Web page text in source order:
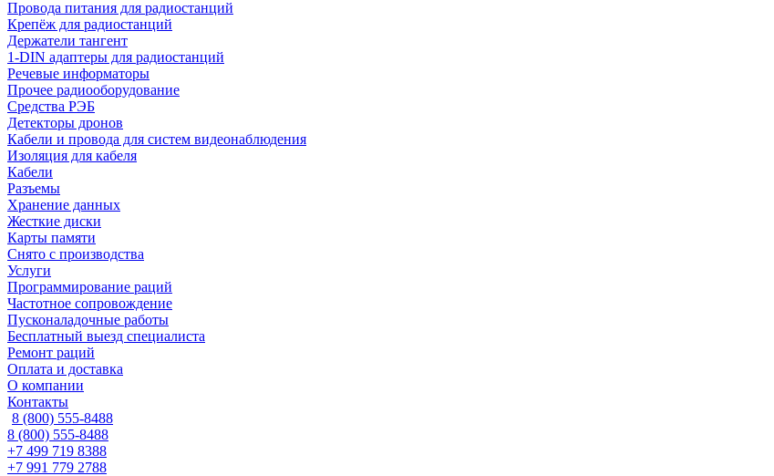
Провода питания для радиостанций
Крепёж для радиостанций
Держатели тангент
1-DIN адаптеры для радиостанций
Речевые информаторы
Прочее радиооборудование
Средства РЭБ
Детекторы дронов
Кабели и провода для систем видеонаблюдения
Изоляция для кабеля
Кабели
Разъемы
Хранение данных
Жесткие диски
Карты памяти
Снято с производства
Услуги
Программирование раций
Частотное сопровождение
Пусконаладочные работы
Бесплатный выезд специалиста
Ремонт раций
Оплата и доставка
О компании
Контакты
8 (800) 555-8488
8 (800) 555-8488
+7 499 719 8388
+7 991 779 2788